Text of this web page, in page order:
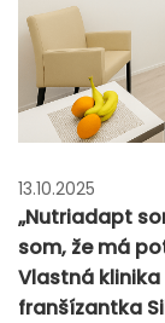
13.10.2025
„Nutriadapt
som, že má
Vlastná
franšízantka